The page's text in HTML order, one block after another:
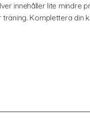
innehåller lite
Komplettera